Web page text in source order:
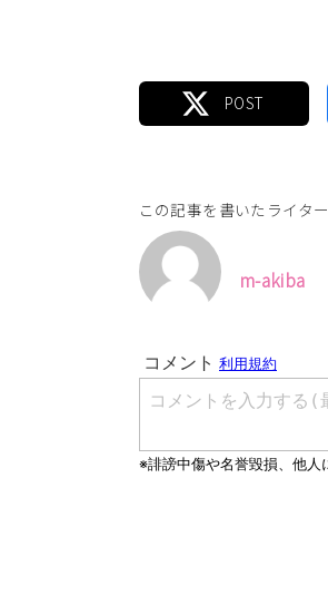
この記事を書いたライター
m-akiba